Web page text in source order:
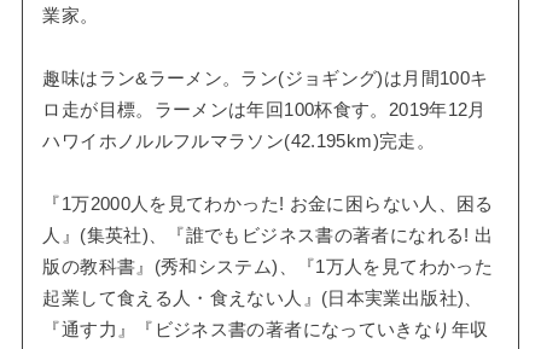
業家。
趣味はラン&ラーメン。ラン(ジョギング)は月間100キ
ロ走が目標。ラーメンは年回100杯食す。2019年12月
ハワイホノルルフルマラソン(42.195km)完走。
『1万2000人を見てわかった! お金に困らない人、困る
人』(集英社)、『誰でもビジネス書の著者になれる! 出
版の教科書』(秀和システム)、『1万人を見てわかった
起業して食える人・食えない人』(日本実業出版社)、
『通す力』『ビジネス書の著者になっていきなり年収